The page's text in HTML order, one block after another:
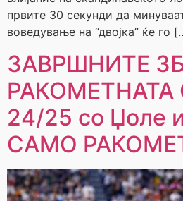
првите 30 секунди да
воведување на “двојка” ќе го
ЗАВРШНИТЕ
РАКОМЕТНАТА
24/25 со Џоле
САМО